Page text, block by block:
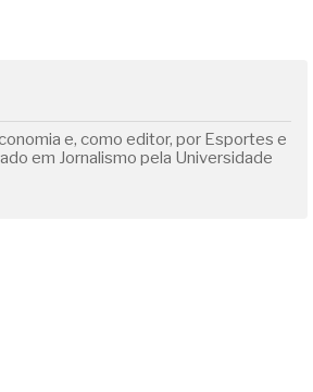
e, como editor, por Esportes e
em Jornalismo pela Universidade